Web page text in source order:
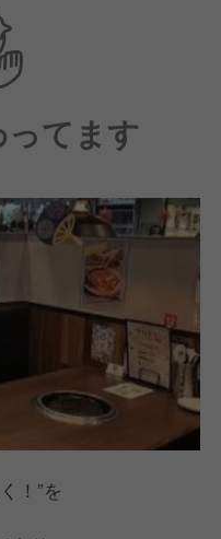
考案など…。
事なので、
キルが
のはもちろん、
す◎
を体感 ★◇
、居酒屋、
かで
当社。
徴です。
てます
！”を